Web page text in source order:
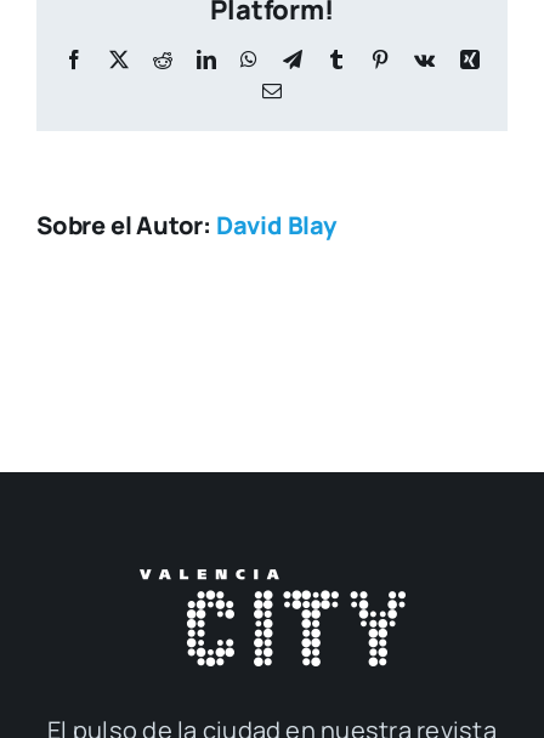
Platform!
Facebook
X RedditLinkedInWhatsApp
TelegramTumblr Pinterest
Vk
Xing
Correo
Sobre el Autor: David Blay
El pul­so de la ciu­dad en nues­tra revis­ta